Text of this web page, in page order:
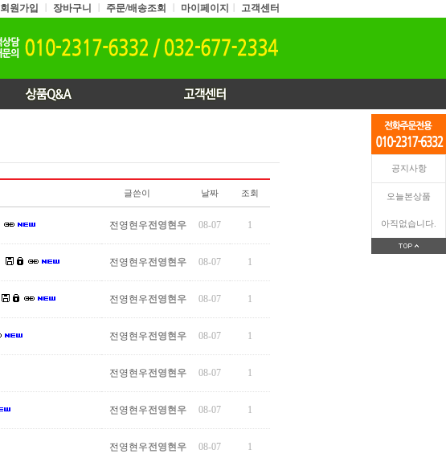
공지사항
오늘본상품
아직없습니다.
회원가입 장바구니 주문/배송조회 마이페이지 고객센터
글쓴이 날짜 조회
전영현우전영현우 08-07 1
전영현우전영현우 08-07 1
전영현우전영현우 08-07 1
전영현우전영현우 08-07 1
전영현우전영현우 08-07 1
전영현우전영현우 08-07 1
전영현우전영현우 08-07 1